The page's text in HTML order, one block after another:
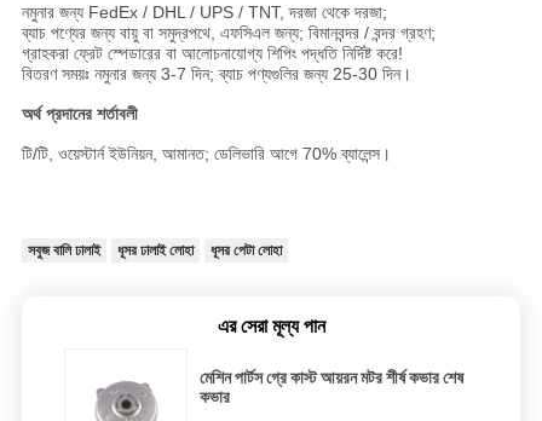
নমুনার জন্য FedEx / DHL / UPS / TNT, দরজা থেকে দরজা;
ব্যাচ পণ্যের জন্য বায়ু বা সমুদ্রপথে, এফসিএল জন্য; বিমানবন্দর / বন্দর গ্রহণ;
গ্রাহকরা ফ্রেট স্পেডারের বা আলোচনাযোগ্য শিপিং পদ্ধতি নির্দিষ্ট করে!
বিতরণ সময়ঃ নমুনার জন্য 3-7 দিন; ব্যাচ পণ্যগুলির জন্য 25-30 দিন।
অর্থ প্রদানের শর্তাবলী
টি/টি, ওয়েস্টার্ন ইউনিয়ন, আমানত; ডেলিভারি আগে 70% ব্যালেন্স।
সবুজ বালি ঢালাই ধূসর ঢালাই লোহা ধূসর পেটা লোহা
এর সেরা মূল্য পান
মেশিন পার্টস গ্রে কাস্ট আয়রন মটর শীর্ষ কভার শেষ
কভার